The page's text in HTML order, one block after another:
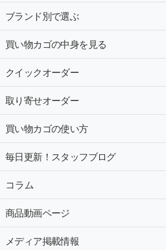
ブランド別で選ぶ
買い物カゴの中身を見る
クイックオーダー
取り寄せオーダー
買い物カゴの使い方
毎日更新！スタッフブログ
コラム
商品動画ページ
メディア掲載情報